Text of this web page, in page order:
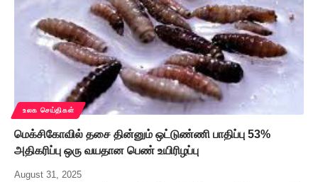
உலக செய்திகள்
மெக்சிகோவில் தசை தின்னும் ஒட்டுண்ணி பாதிப்பு 53%
அதிகரிப்பு ஒரு வயதான பெண் உயிரிழப்பு
August 31, 2025